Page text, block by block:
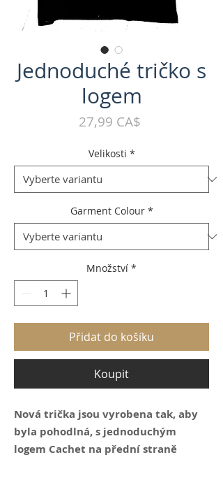
Jednoduché tričko s
logem
27,99 CA$
Velikosti *
Garment Colour *
Množství *
Přidat do košíku
Koupit
Nová trička jsou vyrobena tak, aby
byla pohodlná, s jednoduchým
logem Cachet na přední straně